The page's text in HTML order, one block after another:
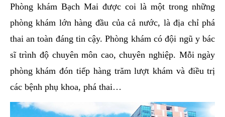
Phòng khám Bạch Mai được coi là một trong những
phòng khám lớn hàng đầu của cả nước, là địa chỉ phá
thai an toàn đáng tin cậy. Phòng khám có đội ngũ y bác
sĩ trình độ chuyên môn cao, chuyên nghiệp. Mỗi ngày
phòng khám đón tiếp hàng trăm lượt khám và điều trị
các bệnh phụ khoa, phá thai…